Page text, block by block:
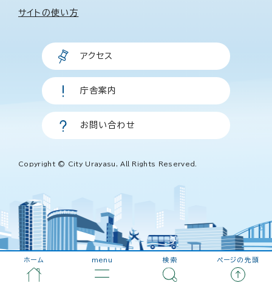
ホーム menu 検索 ページの先頭
サイトの使い方
アクセス
庁舎案内
お問い合わせ
Copyright © City Urayasu, All Rights Reserved.